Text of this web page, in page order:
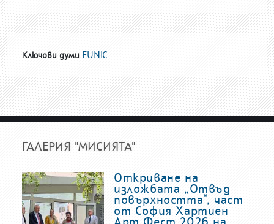
Ключови думи EUNIC
ГАЛЕРИЯ "МИСИЯТА"
Откриване на
изложбата „Отвъд
повърхността“, част
от София Хартиен